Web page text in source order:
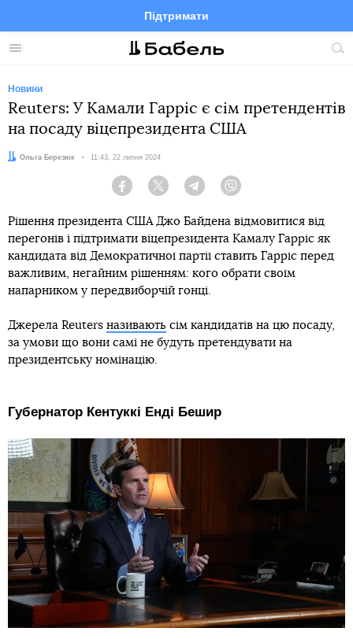
Меню
Підтримати
FacebookTelegramTwitter
Новини
Reuters: У Камали Гарріс є сім претендентів
на посаду віцепрезидента США
Автор:
Ольга Березюк Дата:
11:43, 22 липня 2024
Facebook Twitter Telegram
Рішення президента США Джо Байдена відмовитися від
перегонів і підтримати віцепрезидента Камалу Гарріс як
кандидата від Демократичної партії ставить Гарріс перед
важливим, негайним рішенням: кого обрати своїм
напарником у передвиборчій гонці.
Джерела Reuters називають сім кандидатів на цю посаду,
за умови що вони самі не будуть претендувати на
президентську номінацію.
Губернатор Кентуккі Енді Бешир